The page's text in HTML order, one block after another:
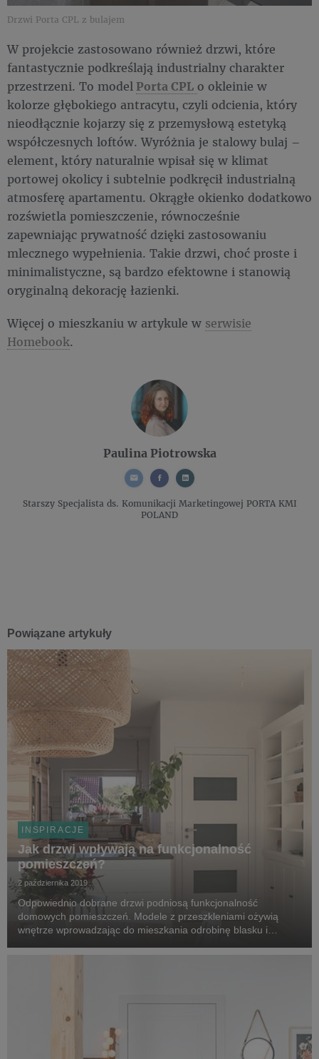
Drzwi Porta CPL z bulajem
W projekcie zastosowano również drzwi, które
fantastycznie podkreślają industrialny charakter
przestrzeni. To model Porta CPL o okleinie w
kolorze głębokiego antracytu, czyli odcienia, który
nieodłącznie kojarzy się z przemysłową estetyką
współczesnych loftów. Wyróżnia je stalowy bulaj –
element, który naturalnie wpisał się w klimat
portowej okolicy i subtelnie podkręcił industrialną
atmosferę apartamentu. Okrągłe okienko dodatkowo
rozświetla pomieszczenie, równocześnie
zapewniając prywatność dzięki zastosowaniu
mlecznego wypełnienia. Takie drzwi, choć proste i
minimalistyczne, są bardzo efektowne i stanowią
oryginalną dekorację łazienki.
Więcej o mieszkaniu w artykule w serwisie
Homebook.
Paulina Piotrowska
Starszy Specjalista ds. Komunikacji Marketingowej PORTA KMI
POLAND
Powiązane artykuły
INSPIRACJE
Jak drzwi wpływają na funkcjonalność
pomieszczeń?
2 października 2019
Odpowiednio dobrane drzwi podniosą funkcjonalność
domowych pomieszczeń. Modele z przeszkleniami ożywią
wnętrze wprowadzając do mieszkania odrobinę blasku i
lepsze wyciszenie, a także intymność.